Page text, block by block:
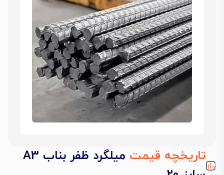
تاریخچه قیمت
میلگرد ظفر بناب A3